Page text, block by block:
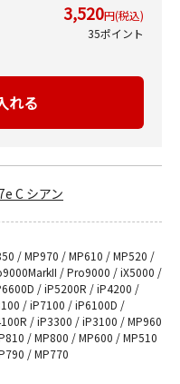
3,520円(税込)
35ポイント
C シアン
/ MP970 / MP610 / MP520 /
/ Pro9000 / iX5000 /
/ iP5200R / iP4200 /
/ iP7100 / iP6100D /
/ iP3300 / iP3100 / MP960
/ MP800 / MP600 / MP510
/ MP770